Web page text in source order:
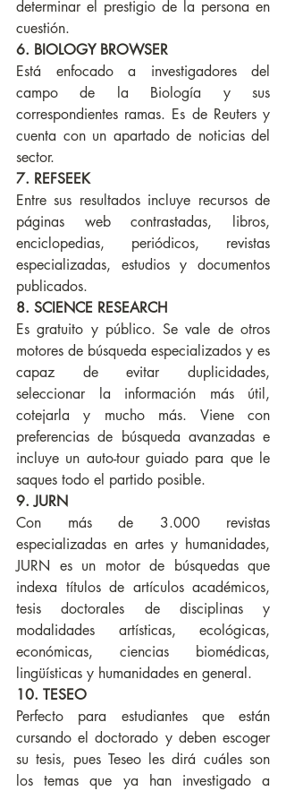
determinar el prestigio de la persona en
cuestión.
6. BIOLOGY BROWSER
Está enfocado a investigadores del
campo de la Biología y sus
correspondientes ramas. Es de Reuters y
cuenta con un apartado de noticias del
sector.
7. REFSEEK
Entre sus resultados incluye recursos de
páginas web contrastadas, libros,
enciclopedias, periódicos, revistas
especializadas, estudios y documentos
publicados.
8. SCIENCE RESEARCH
Es gratuito y público. Se vale de otros
motores de búsqueda especializados y es
capaz de evitar duplicidades,
seleccionar la información más útil,
cotejarla y mucho más. Viene con
preferencias de búsqueda avanzadas e
incluye un auto-tour guiado para que le
saques todo el partido posible.
9. JURN
Con más de 3.000 revistas
especializadas en artes y humanidades,
JURN es un motor de búsquedas que
indexa títulos de artículos académicos,
tesis doctorales de disciplinas y
modalidades artísticas, ecológicas,
económicas, ciencias biomédicas,
lingüísticas y humanidades en general.
10. TESEO
Perfecto para estudiantes que están
cursando el doctorado y deben escoger
su tesis, pues Teseo les dirá cuáles son
los temas que ya han investigado a